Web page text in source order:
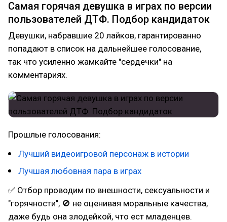
Самая горячая девушка в играх по версии
пользователей ДТФ. Подбор кандидаток
Девушки, набравшие 20 лайков, гарантированно
попадают в список на дальнейшее голосование,
так что усиленно жамкайте "сердечки" на
комментариях.
Прошлые голосования:
Лучший видеоигровой персонаж в истории
Лучшая любовная пара в играх
✅ Отбор проводим по внешности, сексуальности и
"горячности", 🚫 не оценивая моральные качества,
даже будь она злодейкой, что ест младенцев.